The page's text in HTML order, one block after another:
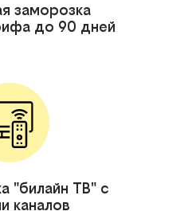
заморозка
до 90 дней
"билайн ТВ" с
каналов